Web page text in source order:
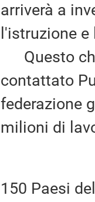
arriverà a
l'istruzione
Questo
contattato
federazione
milioni di
150 Paesi